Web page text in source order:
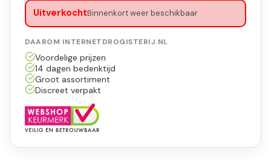
UitverkochtBinnenkort weer beschikbaar
DAAROM INTERNETDROGISTERIJ.NL
Voordelige prijzen
14 dagen bedenktijd
Groot assortiment
Discreet verpakt